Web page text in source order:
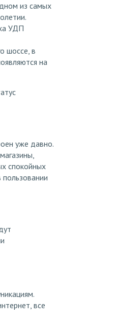
из самых
УДП
шоссе, в
на
уже давно.
спокойных
все